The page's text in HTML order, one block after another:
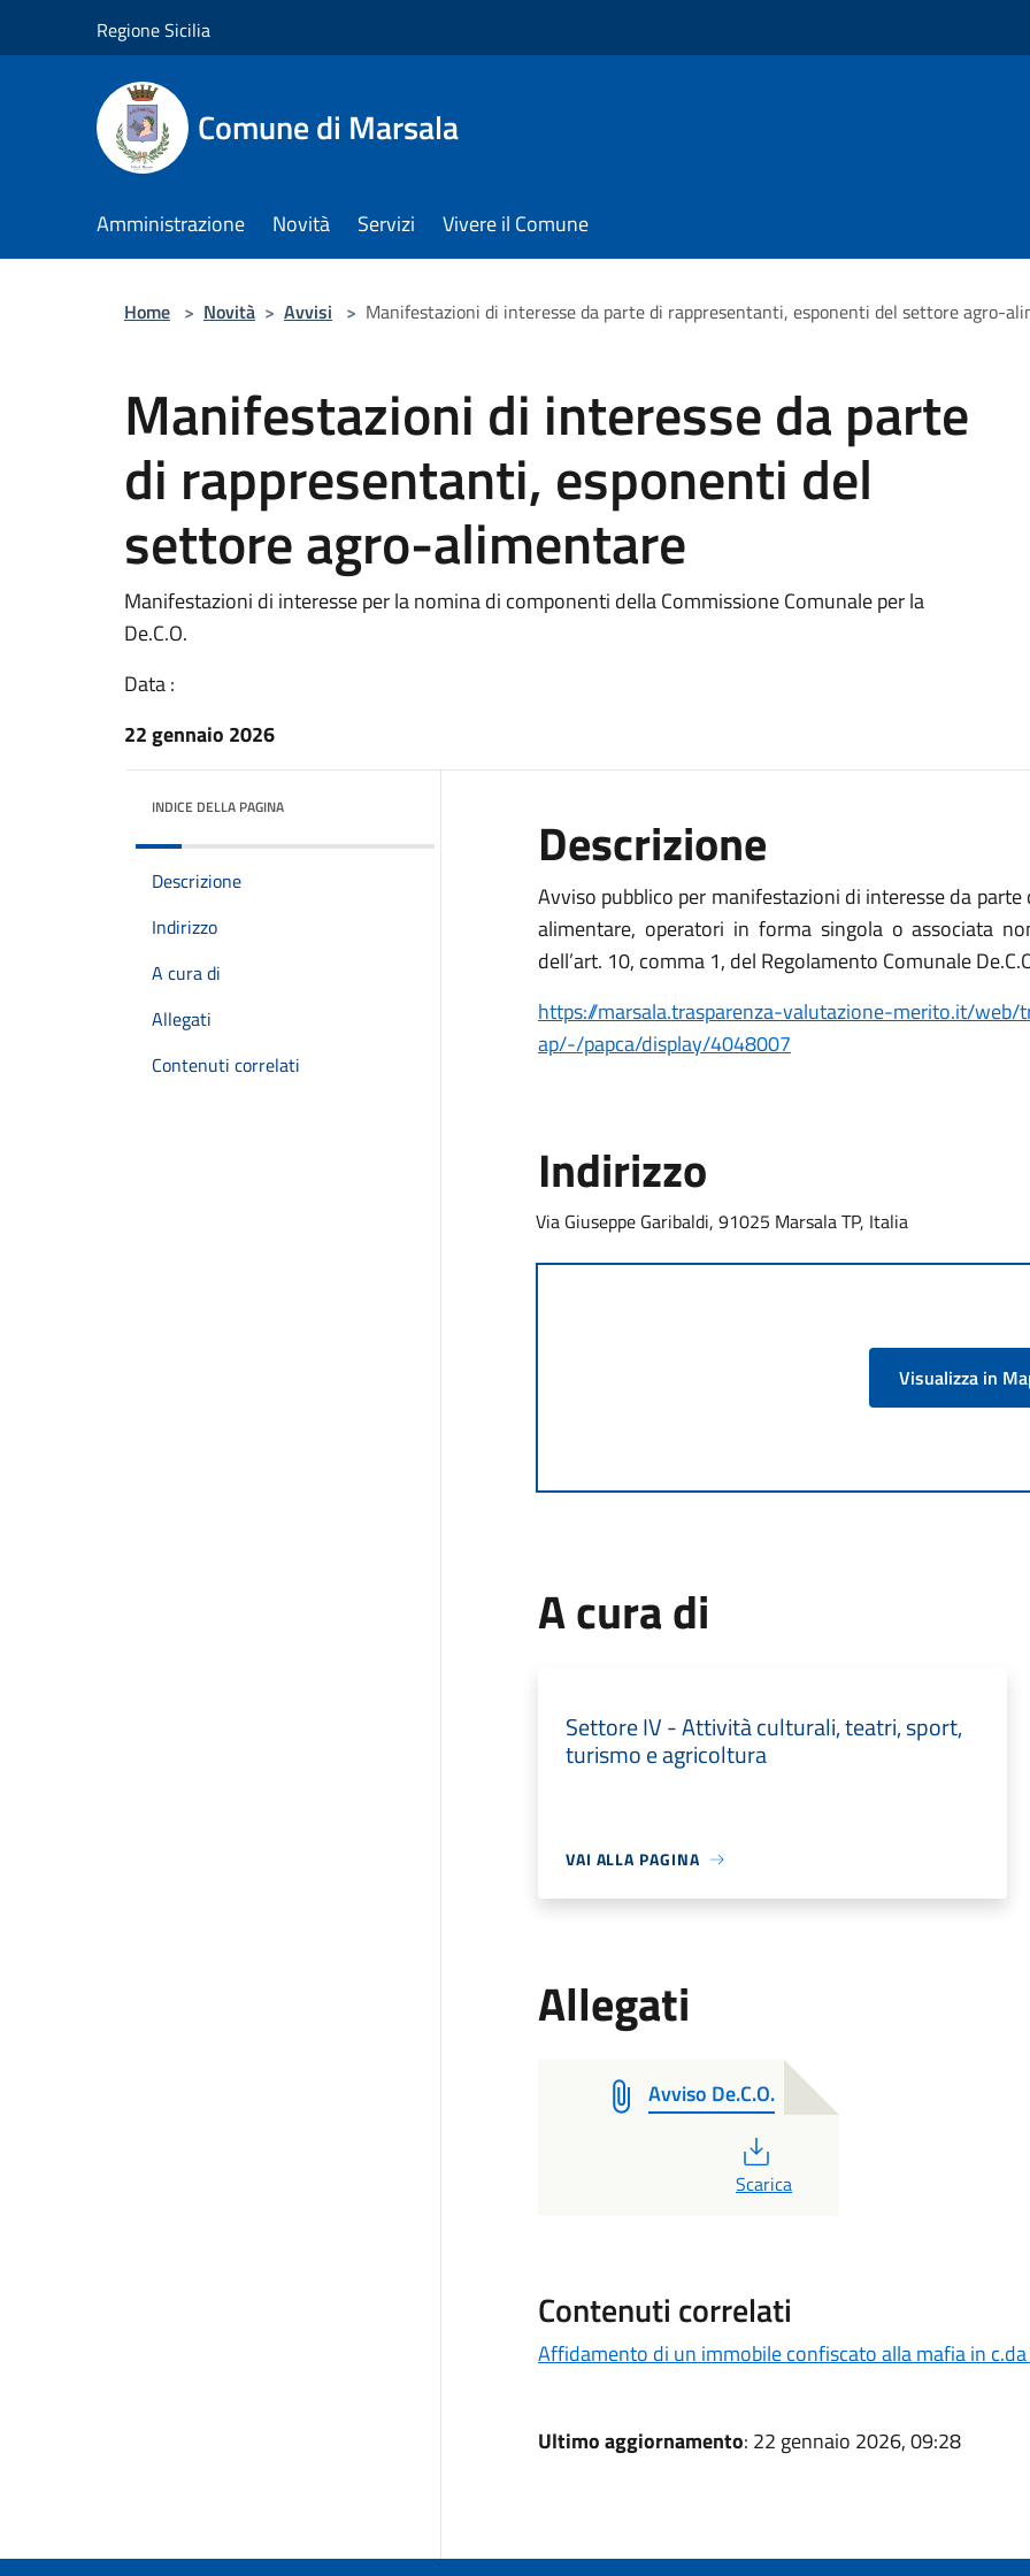
Regione Sicilia
Comune di Marsala
Amministrazione Novità Servizi Vivere il Comune
Home > Novità > Avvisi > Manifestazioni di interesse da parte di rappresentanti, esponenti del settore agro-
Manifestazioni di interesse da parte
di rappresentanti, esponenti del
settore agro-alimentare
Manifestazioni di interesse per la nomina di componenti della Commissione Comunale per la
De.C.O.
Data :
22 gennaio 2026
INDICE DELLA PAGINA
Descrizione
Indirizzo
A cura di
Allegati
Contenuti correlati
Descrizione
Avviso pubblico per manifestazioni di interesse da
alimentare, operatori in forma singola o associata
dell’art. 10, comma 1, del Regolamento Comunale
https://marsala.trasparenza-valutazione-merito.it/web/
ap/-/papca/display/4048007
Indirizzo
Via Giuseppe Garibaldi, 91025 Marsala TP, Italia
Visualizza in
A cura di
Settore IV - Attività culturali, teatri, sport,
turismo e agricoltura
VAI ALLA PAGINA
Allegati
Avviso De.C.O.
PDF
Scarica
Contenuti correlati
Affidamento di un immobile confiscato alla mafia in c.da
Ultimo aggiornamento: 22 gennaio 2026, 09:28